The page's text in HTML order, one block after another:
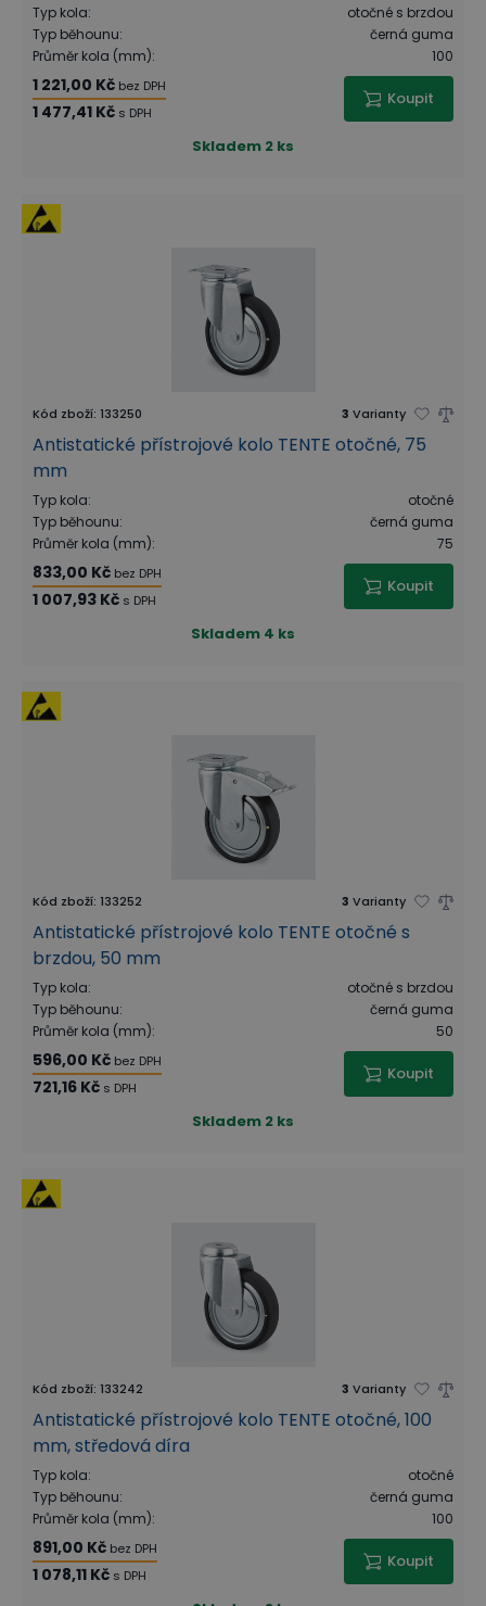
Typ kola:
otočné s brzdou
Typ běhounu:
černá guma
Průměr kola (mm): 100
1 221,00 Kč bez DPH
1 477,41 Kč s DPH
Koupit
Skladem 2 ks
Kód zboží: 133250 3 Varianty
Antistatické přístrojové kolo TENTE otočné, 75
mm
Typ kola:
otočné
Typ běhounu:
černá guma
Průměr kola (mm): 75
833,00 Kč bez DPH
1 007,93 Kč s DPH
Koupit
Skladem 4 ks
Kód zboží: 133252 3 Varianty
Antistatické přístrojové kolo TENTE otočné s
brzdou, 50 mm
Typ kola:
otočné s brzdou
Typ běhounu:
černá guma
Průměr kola (mm): 50
596,00 Kč bez DPH
721,16 Kč s DPH
Koupit
Skladem 2 ks
Kód zboží: 133242 3 Varianty
Antistatické přístrojové kolo TENTE otočné, 100
mm, středová díra
Typ kola:
otočné
Typ běhounu:
černá guma
Průměr kola (mm): 100
891,00 Kč bez DPH
1 078,11 Kč s DPH
Koupit